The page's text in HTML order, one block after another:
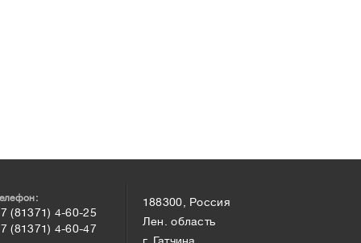
(81371) 4-60-25
(81371) 4-60-47
188300, Россия
Лен. область